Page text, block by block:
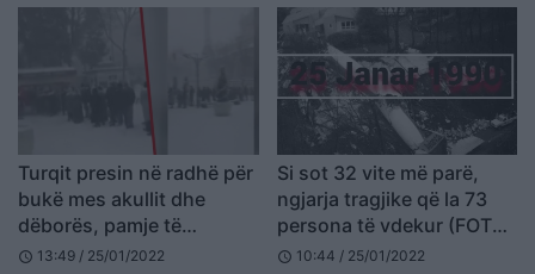
Turqit presin në radhë për
bukë mes akullit dhe
dëborës, pamje të
paimagjinueshme nga
schedule 13:49 / 25/01/2022
Si sot 32 vite më parë,
ngjarja tragjike që la 73
persona të vdekur (FOTO
LAJM)
schedule 10:44 / 25/01/2022